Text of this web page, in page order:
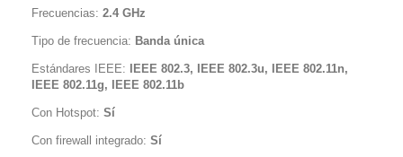
Frecuencias: 2.4 GHz
Tipo de frecuencia: Banda única
Estándares IEEE: IEEE 802.3, IEEE 802.3u, IEEE 802.11n,
IEEE 802.11g, IEEE 802.11b
Con Hotspot: Sí
Con firewall integrado: Sí